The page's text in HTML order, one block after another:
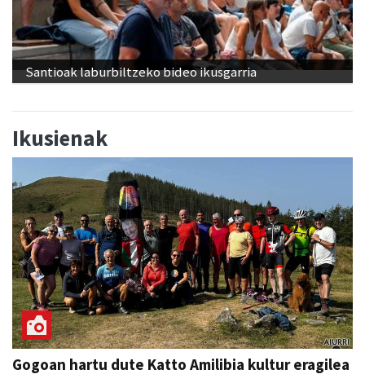
Santioak laburbiltzeko bideo ikusgarria
Ikusienak
Gogoan hartu dute Katto Amilibia kultur eragilea